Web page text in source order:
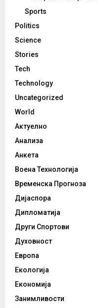
Sports
Politics
Science
Stories
Tech
Technology
Uncategorized
World
Актуелно
Анализа
Анкета
Воена Технологија
Временска Прогноза
Дијаспора
Дипломатија
Други Спортови
Духовност
Европа
Екологија
Економија
Занимливости